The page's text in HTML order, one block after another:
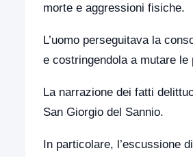
morte e aggressioni fisiche.
L’uomo perseguitava la
e costringendola a mutare
La narrazione dei fatti
San Giorgio del Sannio.
In particolare, l’escussione